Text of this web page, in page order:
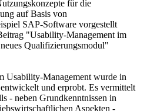
für die
auf Basis von
SAP-Software vorgestellt
"Usability-Management im
Qualifizierungsmodul"
Usability-Management wurde in
und erprobt. Es vermittelt
- neben Grundkenntnissen in
Aspekten -